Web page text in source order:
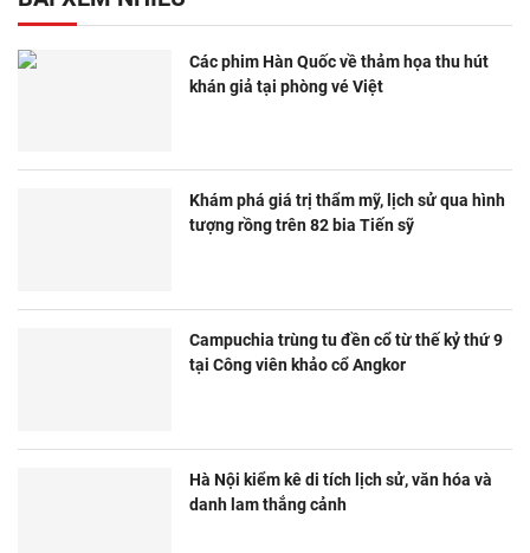
Các phim Hàn Quốc về thảm họa thu hút
khán giả tại phòng vé Việt
Khám phá giá trị thẩm mỹ, lịch sử qua hình
tượng rồng trên 82 bia Tiến sỹ
Campuchia trùng tu đền cổ từ thế kỷ thứ 9
tại Công viên khảo cổ Angkor
Hà Nội kiểm kê di tích lịch sử, văn hóa và
danh lam thắng cảnh